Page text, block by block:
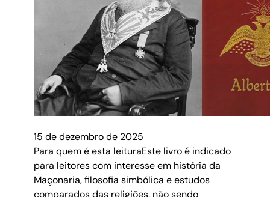
15 de dezembro de 2025
Para quem é esta leituraEste livro é indicado
para leitores com interesse em história da
Maçonaria, filosofia simbólica e estudos